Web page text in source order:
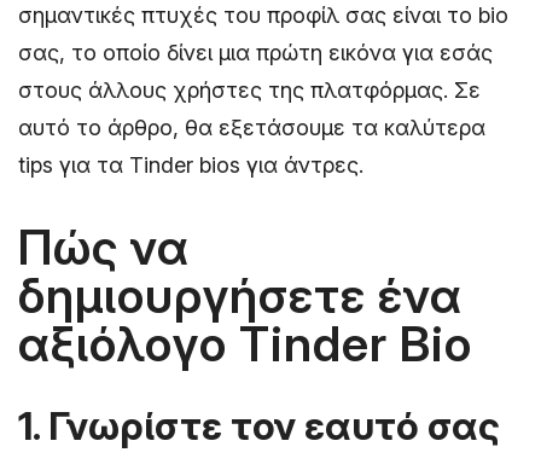
σημαντικές πτυχές του προφίλ σας είναι το bio
σας, το οποίο δίνει μια πρώτη εικόνα για εσάς
στους άλλους χρήστες της πλατφόρμας. Σε
αυτό το άρθρο, θα εξετάσουμε τα καλύτερα
tips για τα Tinder bios για άντρες.
Πώς να
δημιουργήσετε ένα
αξιόλογο Tinder Bio
1. Γνωρίστε τον εαυτό σας